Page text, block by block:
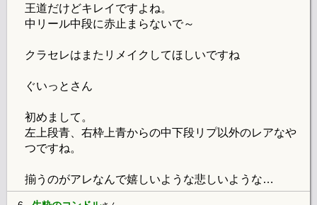
王道だけどキレイですよね。
中リール中段に赤止まらないで～
クラセレはまたリメイクしてほしいですね
ぐいっとさん
初めまして。
左上段青、右枠上青からの中下段リプ以外のレアなや
つですね。
揃うのがアレなんで嬉しいような悲しいような…